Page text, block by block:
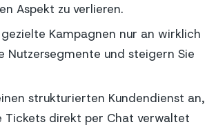
Aspekt zu verlieren.
Kampagnen nur an wirklich
Nutzersegmente und steigern Sie
strukturierten Kundendienst an,
Tickets direkt per Chat verwaltet